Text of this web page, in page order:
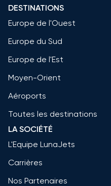
DESTINATIONS
Europe de l'Ouest
Europe du Sud
Europe de l'Est
Moyen-Orient
Aéroports
Toutes les destinations
LA SOCIÉTÉ
L'Equipe LunaJets
Carrières
Nos Partenaires